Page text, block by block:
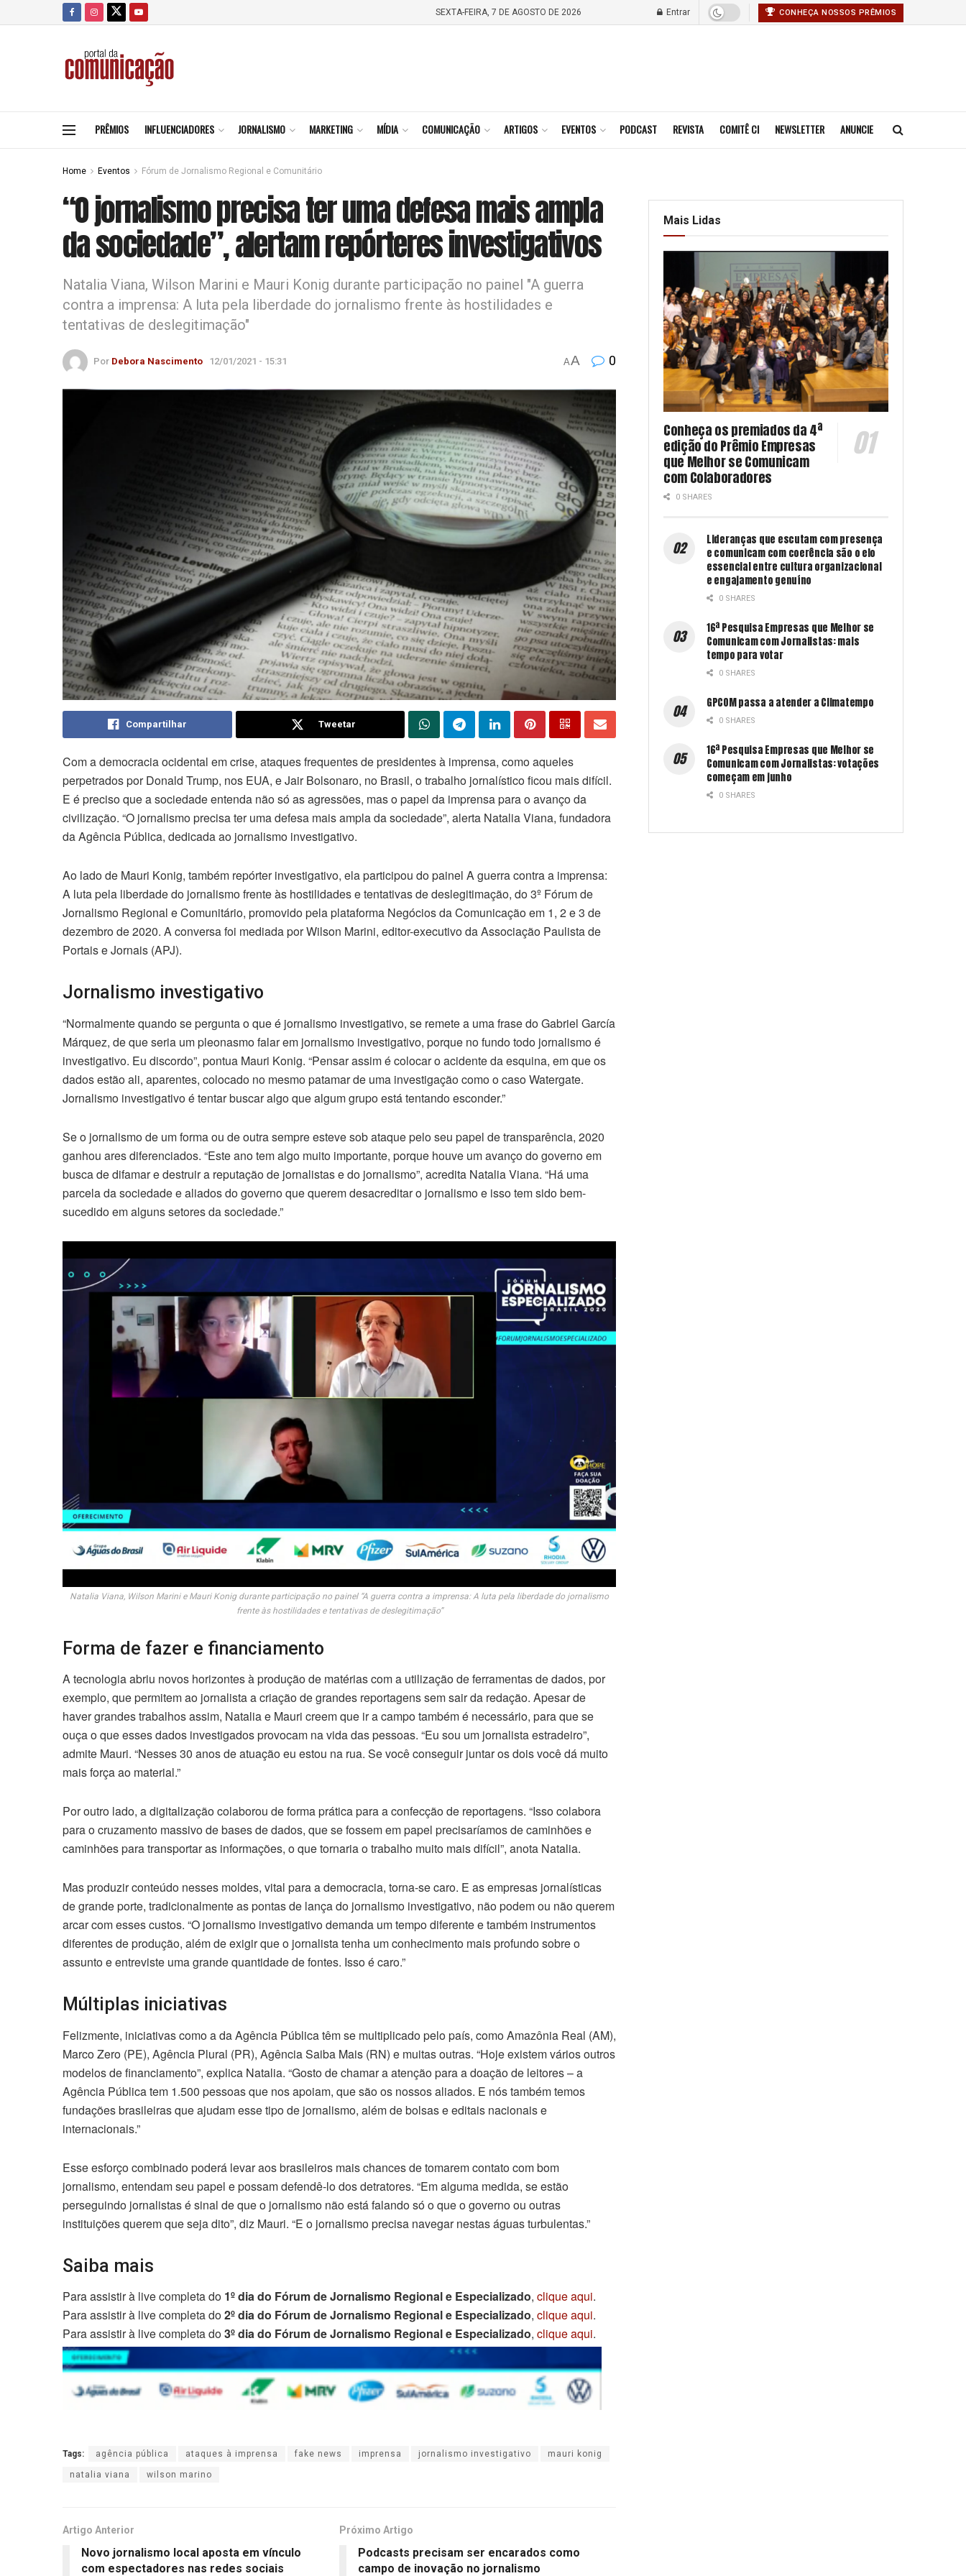
SEXTA-FEIRA, 7 DE AGOSTO DE 2026 Entrar CONHEÇA NOSSOS PRÊMIOS
PRÊMIOS INFLUENCIADORES JORNALISMO MARKETING MÍDIA COMUNICAÇÃO ARTIGOS EVENTOS PODCAST REVISTA COMITÊ CI NEWSLETTER ANUNCIE
Home Eventos Fórum de Jornalismo Regional e Comunitário
“O jornalismo precisa ter uma defesa mais ampla
da sociedade”, alertam repórteres investigativos
Natalia Viana, Wilson Marini e Mauri Konig durante participação no painel "A guerra
contra a imprensa: A luta pela liberdade do jornalismo frente às hostilidades e
tentativas de deslegitimação"
Por Debora Nascimento 12/01/2021 - 15:31 AA 0
Compartilhar Tweetar
Com a democracia ocidental em crise, ataques frequentes de presidentes à imprensa, como aqueles
perpetrados por Donald Trump, nos EUA, e Jair Bolsonaro, no Brasil, o trabalho jornalístico ficou mais difícil.
E é preciso que a sociedade entenda não só as agressões, mas o papel da imprensa para o avanço da
civilização. “O jornalismo precisa ter uma defesa mais ampla da sociedade”, alerta Natalia Viana, fundadora
da Agência Pública, dedicada ao jornalismo investigativo.
Ao lado de Mauri Konig, também repórter investigativo, ela participou do painel A guerra contra a imprensa:
A luta pela liberdade do jornalismo frente às hostilidades e tentativas de deslegitimação, do 3º Fórum de
Jornalismo Regional e Comunitário, promovido pela plataforma Negócios da Comunicação em 1, 2 e 3 de
dezembro de 2020. A conversa foi mediada por Wilson Marini, editor-executivo da Associação Paulista de
Portais e Jornais (APJ).
Jornalismo investigativo
“Normalmente quando se pergunta o que é jornalismo investigativo, se remete a uma frase do Gabriel García
Márquez, de que seria um pleonasmo falar em jornalismo investigativo, porque no fundo todo jornalismo é
investigativo. Eu discordo”, pontua Mauri Konig. “Pensar assim é colocar o acidente da esquina, em que os
dados estão ali, aparentes, colocado no mesmo patamar de uma investigação como o caso Watergate.
Jornalismo investigativo é tentar buscar algo que algum grupo está tentando esconder.”
Se o jornalismo de um forma ou de outra sempre esteve sob ataque pelo seu papel de transparência, 2020
ganhou ares diferenciados. “Este ano tem algo muito importante, porque houve um avanço do governo em
busca de difamar e destruir a reputação de jornalistas e do jornalismo”, acredita Natalia Viana. “Há uma
parcela da sociedade e aliados do governo que querem desacreditar o jornalismo e isso tem sido bem-
sucedido em alguns setores da sociedade.”
Natalia Viana, Wilson Marini e Mauri Konig durante participação no painel “A guerra contra a imprensa: A luta pela liberdade do jornalismo
frente às hostilidades e tentativas de deslegitimação”
Forma de fazer e financiamento
A tecnologia abriu novos horizontes à produção de matérias com a utilização de ferramentas de dados, por
exemplo, que permitem ao jornalista a criação de grandes reportagens sem sair da redação. Apesar de
haver grandes trabalhos assim, Natalia e Mauri creem que ir a campo também é necessário, para que se
ouça o que esses dados investigados provocam na vida das pessoas. “Eu sou um jornalista estradeiro”,
admite Mauri. “Nesses 30 anos de atuação eu estou na rua. Se você conseguir juntar os dois você dá muito
mais força ao material.”
Por outro lado, a digitalização colaborou de forma prática para a confecção de reportagens. “Isso colabora
para o cruzamento massivo de bases de dados, que se fossem em papel precisaríamos de caminhões e
caminhões para transportar as informações, o que tornaria o trabalho muito mais difícil”, anota Natalia.
Mas produzir conteúdo nesses moldes, vital para a democracia, torna-se caro. E as empresas jornalísticas
de grande porte, tradicionalmente as pontas de lança do jornalismo investigativo, não podem ou não querem
arcar com esses custos. “O jornalismo investigativo demanda um tempo diferente e também instrumentos
diferentes de produção, além de exigir que o jornalista tenha um conhecimento mais profundo sobre o
assunto e entreviste uma grande quantidade de fontes. Isso é caro.”
Múltiplas iniciativas
Felizmente, iniciativas como a da Agência Pública têm se multiplicado pelo país, como Amazônia Real (AM),
Marco Zero (PE), Agência Plural (PR), Agência Saiba Mais (RN) e muitas outras. “Hoje existem vários outros
modelos de financiamento”, explica Natalia. “Gosto de chamar a atenção para a doação de leitores – a
Agência Pública tem 1.500 pessoas que nos apoiam, que são os nossos aliados. E nós também temos
fundações brasileiras que ajudam esse tipo de jornalismo, além de bolsas e editais nacionais e
internacionais.”
Esse esforço combinado poderá levar aos brasileiros mais chances de tomarem contato com bom
jornalismo, entendam seu papel e possam defendê-lo dos detratores. “Em alguma medida, se estão
perseguindo jornalistas é sinal de que o jornalismo não está falando só o que o governo ou outras
instituições querem que seja dito”, diz Mauri. “E o jornalismo precisa navegar nestas águas turbulentas.”
Saiba mais
Para assistir à live completa do 1º dia do Fórum de Jornalismo Regional e Especializado, clique aqui.
Para assistir à live completa do2º dia do Fórum de Jornalismo Regional e Especializado, clique aqui.
Para assistir à live completa do3º dia do Fórum de Jornalismo Regional e Especializado, clique aqui.
Tags: agência pública ataques à imprensa fake news imprensa jornalismo investigativo mauri konig
natalia viana wilson marino
Artigo Anterior
Novo jornalismo local aposta em vínculo
com espectadores nas redes sociais
Próximo Artigo
Podcasts precisam ser encarados como
campo de inovação no jornalismo
Mais Lidas
Conheça os premiados da 4ª
edição do Prêmio Empresas
que Melhor se Comunicam
com Colaboradores
0 SHARES
Lideranças que escutam com presença
e comunicam com coerência são o elo
essencial entre cultura organizacional
e engajamento genuíno
0 SHARES
16ª Pesquisa Empresas que Melhor se
Comunicam com Jornalistas: mais
tempo para votar
0 SHARES
GPCOM passa a atender a Climatempo
0 SHARES
16ª Pesquisa Empresas que Melhor se
Comunicam com Jornalistas: votações
começam em junho
0 SHARES